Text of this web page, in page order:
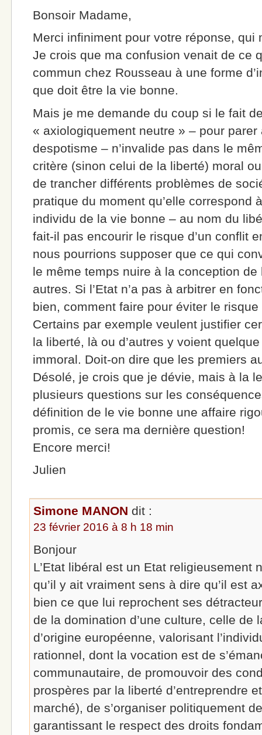
Bonsoir Madame,
Merci infiniment pour votre réponse, qui
Je crois que ma confusion venait de ce
commun chez Rousseau à une forme
que doit être la vie bonne.
Mais je me demande du coup si le fait
« axiologiquement neutre » – pour
despotisme – n’invalide pas dans le
critère (sinon celui de la liberté) moral
de trancher différents problèmes de
pratique du moment qu’elle correspond
individu de la vie bonne – au nom du
fait-il pas encourir le risque d’un conflit
nous pourrions supposer que ce qui
le même temps nuire à la conception
autres. Si l’Etat n’a pas à arbitrer en
bien, comment faire pour éviter le
Certains par exemple veulent justifier
la liberté, là ou d’autres y voient
immoral. Doit-on dire que les premiers
Désolé, je crois que je dévie, mais à la
plusieurs questions sur les
définition de le vie bonne une affaire
promis, ce sera ma dernière question!
Encore merci!
Julien
Simone MANON dit :
23 février 2016 à 8 h 18 min
Bonjour
L’Etat libéral est un Etat religieusement
qu’il y ait vraiment sens à dire qu’il est
bien ce que lui reprochent ses
de la domination d’une culture, celle de
d’origine européenne, valorisant
rationnel, dont la vocation est de
communautaire, de promouvoir des
prospères par la liberté d’entreprendre
marché), de s’organiser politiquement
garantissant le respect des droits